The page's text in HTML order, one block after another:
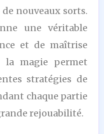
nouveaux sorts.
une véritable
et de maîtrise
la magie permet
stratégies de
chaque partie
rejouabilité.